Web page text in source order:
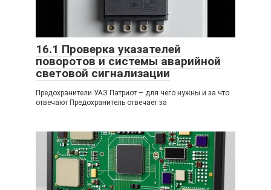
16.1 Проверка указателей
поворотов и системы аварийной
световой сигнализации
Предохранители УАЗ Патриот – для чего нужны и за что
отвечают Предохранитель отвечает за